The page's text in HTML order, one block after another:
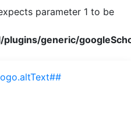
parameter 1 to be
generic/
hoạt động nhóm liên